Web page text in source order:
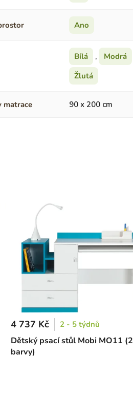
Ano
Bílá , Modrá
Žlutá
matrace 90 x 200 cm
Dětský psací stůl Mobi MO11 (2
barvy)
4 737 Kč 2 - 5 týdnů